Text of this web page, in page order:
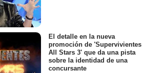
El detalle en la nueva
promoción de 'Supervivientes
All Stars 3' que da una pista
sobre la identidad de una
concursante